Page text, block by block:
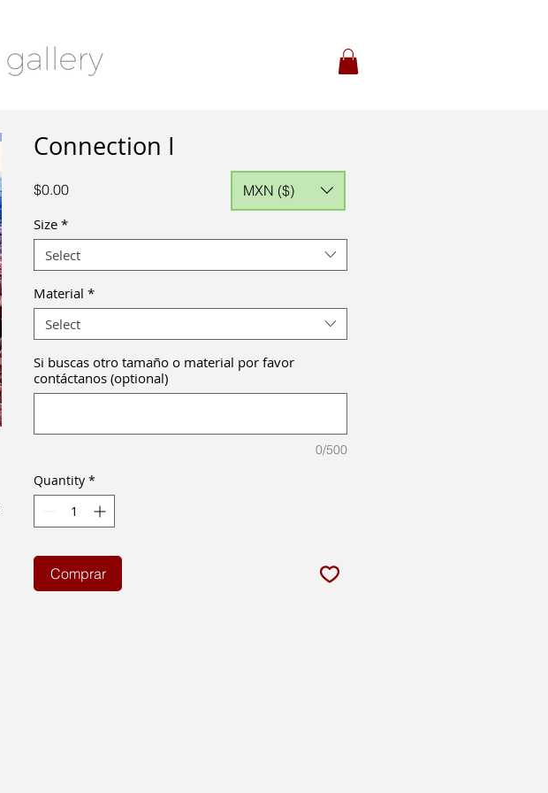
Connection I
$0.00Price
Size *
Select
Material *
Select
Si buscas otro tamaño o material por favor
contáctanos (optional)
0/500
Quantity *
Comprar
MXN ($)